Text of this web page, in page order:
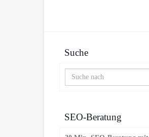
Suche
SEO-Beratung